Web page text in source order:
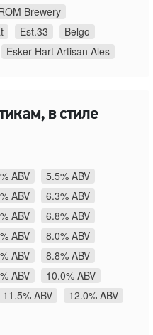
Brewery
Est.33
Belgo
Esker Hart Artisan Ales
в стиле
ABV
5.5% ABV
ABV
6.3% ABV
ABV
6.8% ABV
ABV
8.0% ABV
ABV
8.8% ABV
ABV
10.0% ABV
11.5% ABV
12.0% ABV